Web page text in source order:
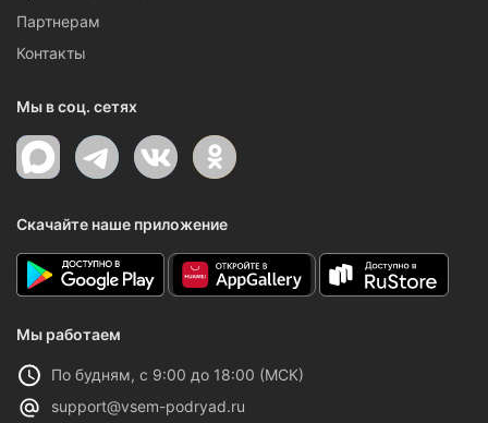
Партнерам
Контакты
Мы в соц. сетях
Скачайте наше приложение
Мы работаем
По будням, с 9:00 до 18:00 (МСК)
support@vsem-podryad.ru